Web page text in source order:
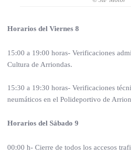
Horarios del Viernes 8
15:00 a 19:00 horas- Verificaciones
Cultura de Arriondas.
15:30 a 19:30 horas- Verificaciones
neumáticos en el Polideportivo de
Horarios del Sábado 9
00:00 h- Cierre de todos los accesos